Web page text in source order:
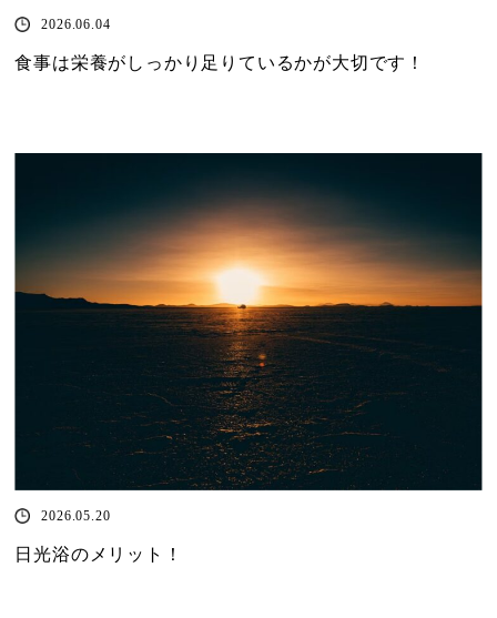
2026.06.04
食事は栄養がしっかり足りているかが大切です！
2026.05.20
日光浴のメリット！